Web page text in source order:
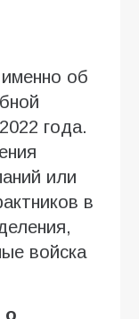
об
года.
или
в
войска
о